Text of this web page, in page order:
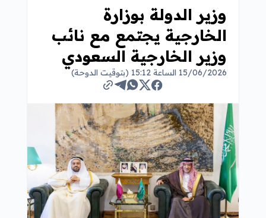
وزير الدولة بوزارة
الخارجية يجتمع مع نائب
وزير الخارجية السعودي
15/06/2026 الساعة 15:12 (بتوقيت الدوحة)